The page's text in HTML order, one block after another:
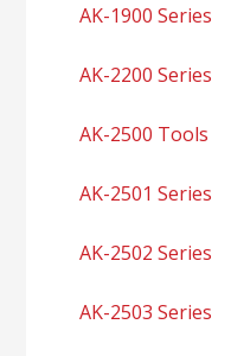
AK-1900 Series
AK-2200 Series
AK-2500 Tools
AK-2501 Series
AK-2502 Series
AK-2503 Series